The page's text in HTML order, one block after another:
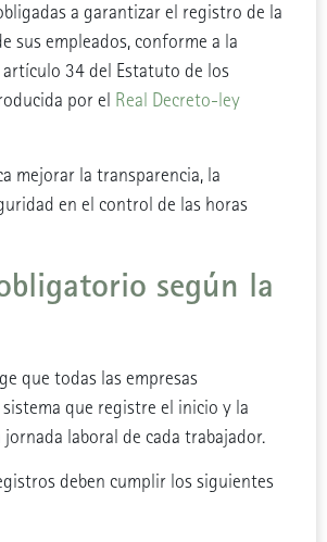
a garantizar el registro de la
sus empleados, conforme a la
34 del Estatuto de los
por el Real Decreto-ley
mejorar la transparencia, la
en el control de las horas
según la
que todas las empresas
que registre el inicio y la
laboral de cada trabajador.
deben cumplir los siguientes